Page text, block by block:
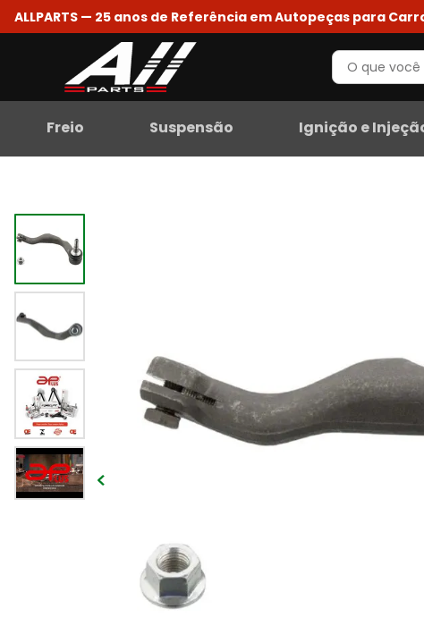
ALLPARTS — 25 anos de Referência em Autopeças para
Freio Suspensão Ignição e